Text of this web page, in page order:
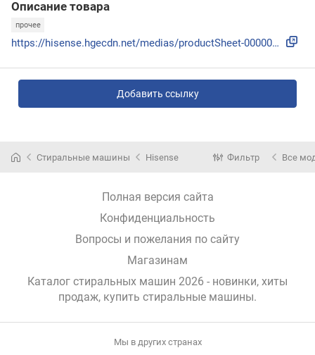
Описание товара
прочее
https://hisense.hgecdn.net/medias/productSheet-000000000020...
Добавить ссылку
Стиральные машины Hisense Фильтр Все
Полная версия сайта
Конфиденциальность
Вопросы и пожелания по сайту
Магазинам
Каталог стиральных машин 2026 - новинки, хиты
продаж, купить стиральные машины.
Мы в других странах